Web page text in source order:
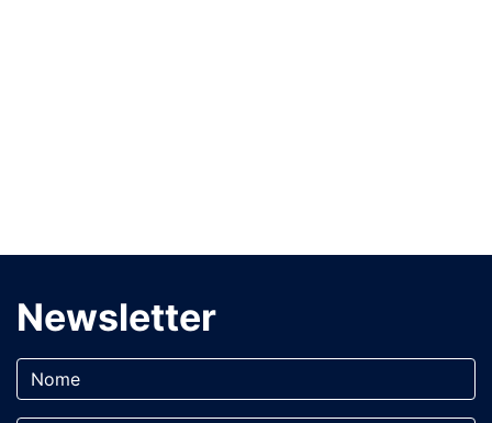
Newsletter